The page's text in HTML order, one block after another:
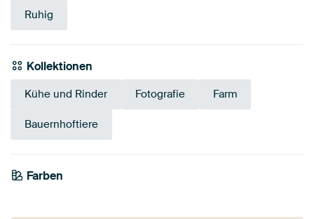
Ruhig
Kollektionen
Kühe und Rinder Fotografie Farm
Bauernhoftiere
Farben
Olivgrün
Smaragdgrün